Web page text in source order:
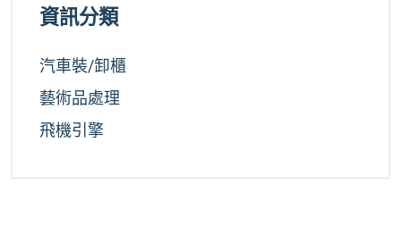
資訊分類
汽車裝/卸櫃
藝術品處理
飛機引擎